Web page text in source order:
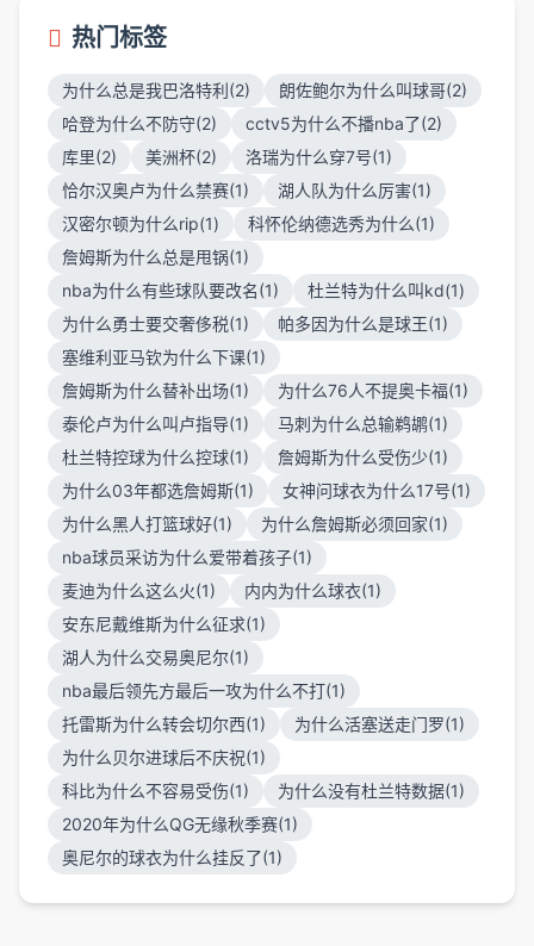
热门标签
为什么总是我巴洛特利(2)
朗佐鲍尔为什么叫球哥(2)
哈登为什么不防守(2)
cctv5为什么不播nba了(2)
库里(2)
美洲杯(2)
洛瑞为什么穿7号(1)
恰尔汉奥卢为什么禁赛(1)
湖人队为什么厉害(1)
汉密尔顿为什么rip(1)
科怀伦纳德选秀为什么(1)
詹姆斯为什么总是甩锅(1)
nba为什么有些球队要改名(1)
杜兰特为什么叫kd(1)
为什么勇士要交奢侈税(1)
帕多因为什么是球王(1)
塞维利亚马钦为什么下课(1)
詹姆斯为什么替补出场(1)
为什么76人不提奥卡福(1)
泰伦卢为什么叫卢指导(1)
马刺为什么总输鹈鹕(1)
杜兰特控球为什么控球(1)
詹姆斯为什么受伤少(1)
为什么03年都选詹姆斯(1)
女神问球衣为什么17号(1)
为什么黑人打篮球好(1)
为什么詹姆斯必须回家(1)
nba球员采访为什么爱带着孩子(1)
麦迪为什么这么火(1)
内内为什么球衣(1)
安东尼戴维斯为什么征求(1)
湖人为什么交易奥尼尔(1)
nba最后领先方最后一攻为什么不打(1)
托雷斯为什么转会切尔西(1)
为什么活塞送走门罗(1)
为什么贝尔进球后不庆祝(1)
科比为什么不容易受伤(1)
为什么没有杜兰特数据(1)
2020年为什么QG无缘秋季赛(1)
奥尼尔的球衣为什么挂反了(1)